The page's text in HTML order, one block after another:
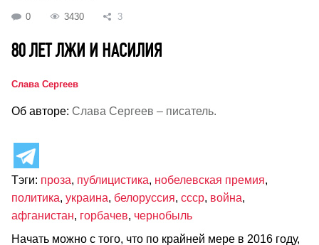
0 3430 3
80 ЛЕТ ЛЖИ И НАСИЛИЯ
Слава Сергеев
Об авторе: Слава Сергеев – писатель.
Тэги: проза, публицистика, нобелевская премия,
политика, украина, белоруссия, ссср, война,
афганистан, горбачев, чернобыль
Начать можно с того, что по крайней мере в 2016 году,